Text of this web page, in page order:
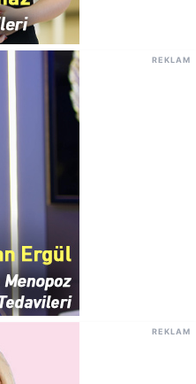
REKLAM
REKLAM